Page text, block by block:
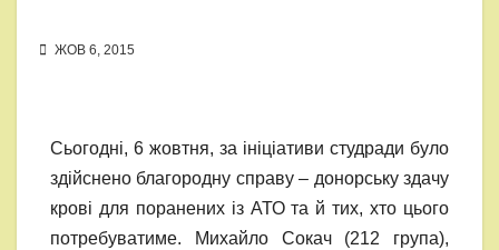
ЖОВ 6, 2015
Сьогодні, 6 жовтня, за ініціативи студради було
здійснено благородну справу – донорську здачу
крові для поранених із АТО та й тих, хто цього
потребуватиме. Михайло Сокач (212 група),